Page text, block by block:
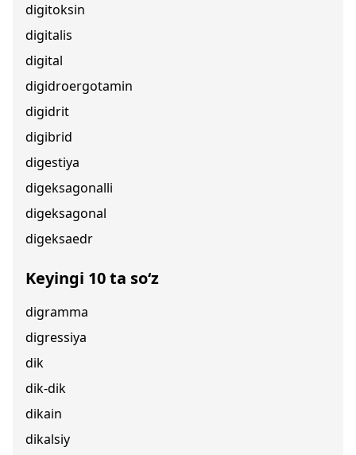
digitoksin
digitalis
digital
digidroergotamin
digidrit
digibrid
digestiya
digeksagonalli
digeksagonal
digeksaedr
Keyingi 10 ta so‘z
digramma
digressiya
dik
dik-dik
dikain
dikalsiy